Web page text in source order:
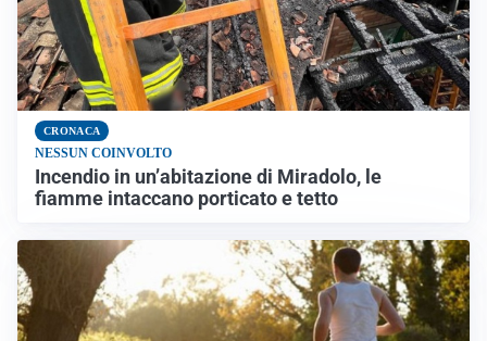
CRONACA
NESSUN COINVOLTO
Incendio in un’abitazione di Miradolo, le
fiamme intaccano porticato e tetto